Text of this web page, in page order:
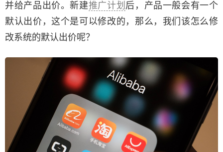
并给产品出价。新建推广计划 后，产品一般会有一个
默认出价，这个是可以修改的，那么，我们该怎么修
改系统的默认出价呢？